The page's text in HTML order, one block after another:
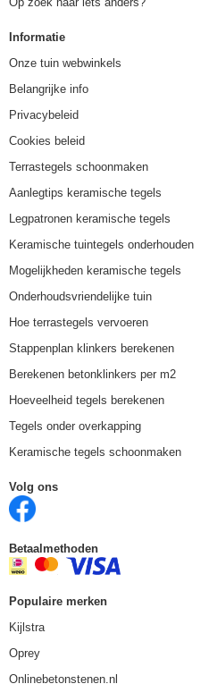
Informatie
Onze tuin webwinkels
Belangrijke info
Privacybeleid
Cookies beleid
Terrastegels schoonmaken
Aanlegtips keramische tegels
Legpatronen keramische tegels
Keramische tuintegels onderhouden
Mogelijkheden keramische tegels
Onderhoudsvriendelijke tuin
Hoe terrastegels vervoeren
Stappenplan klinkers berekenen
Berekenen betonklinkers per m2
Hoeveelheid tegels berekenen
Tegels onder overkapping
Keramische tegels schoonmaken
Volg ons
Betaalmethoden
Populaire merken
Kijlstra
Oprey
Onlinebetonstenen.nl